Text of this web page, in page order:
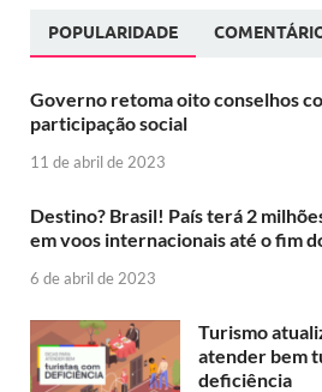
POPULARIDADE
Governo retoma oito conselhos
participação social
11 de abril de 2023
Destino? Brasil! País terá 2
em voos internacionais até o fim
6 de abril de 2023
Turismo
atender bem
deficiência